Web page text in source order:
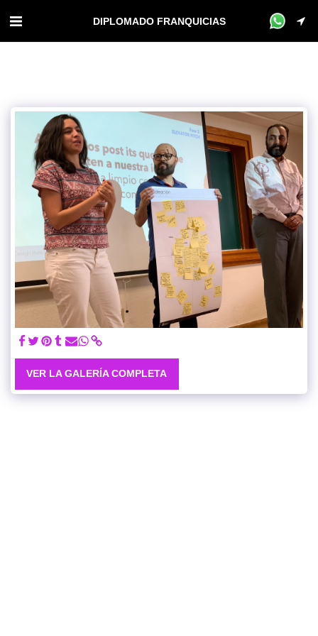
DIPLOMADO FRANQUICIAS
VER LA GALERÍA COMPLETA